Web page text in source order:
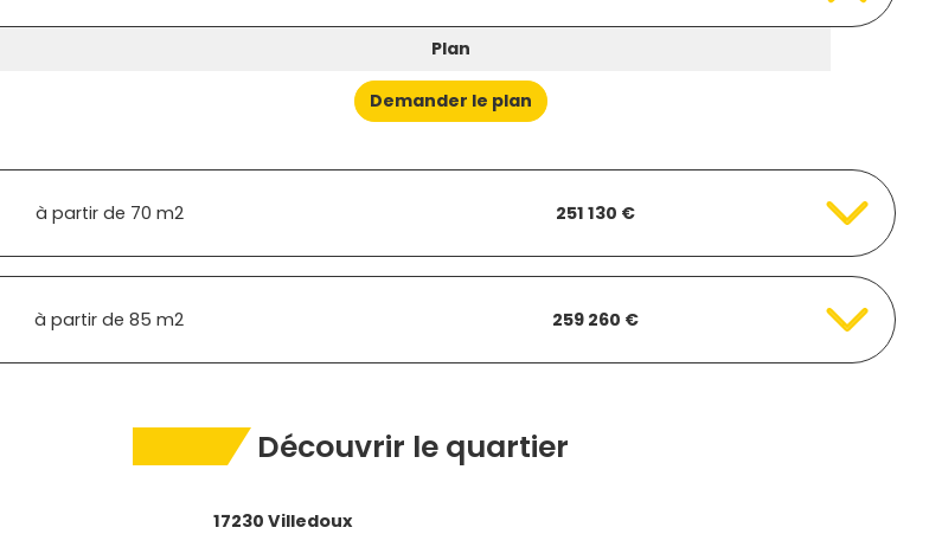
Plan
Demander le plan
à partir de 70 m2 251 130 €
à partir de 85 m2 259 260 €
Découvrir le quartier
17230 Villedoux